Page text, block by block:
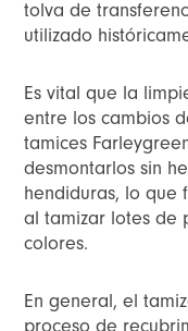
tolva de
utilizado
Es vital que la
entre los cambios
tamices
desmontarlos sin
hendiduras, lo que
al tamizar lotes de
colores.
En general, el
proceso de